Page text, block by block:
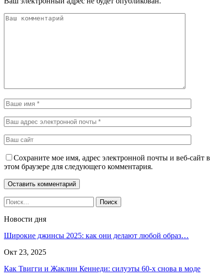
Сохраните мое имя, адрес электронной почты и веб-сайт в
этом браузере для следующего комментария.
Новости дня
Широкие джинсы 2025: как они делают любой образ…
Окт 23, 2025
Как Твигги и Жаклин Кеннеди: силуэты 60-х снова в моде